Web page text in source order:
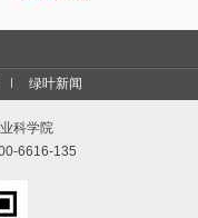
绿叶新闻
科学院
6616-135